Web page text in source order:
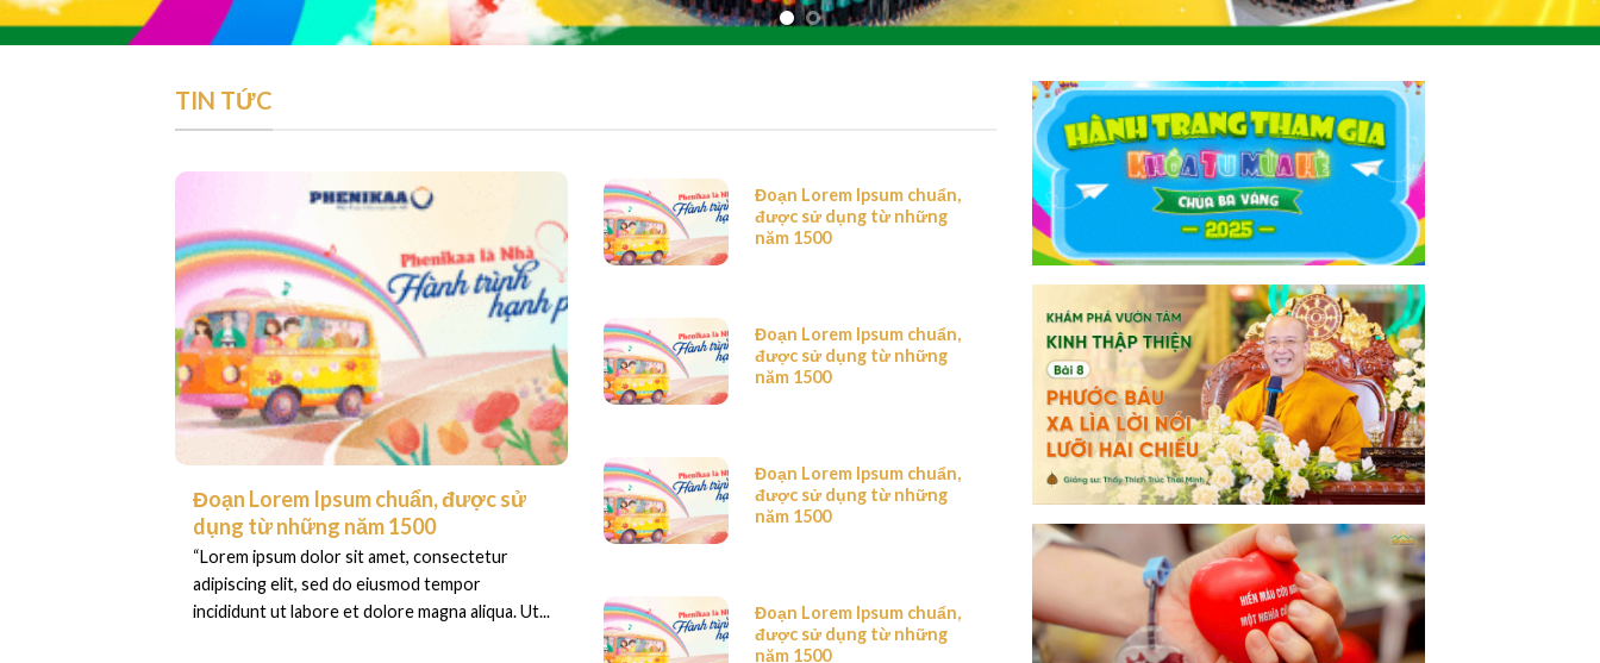
TIN TỨC
Đoạn Lorem Ipsum chuẩn, được sử
dụng từ những năm 1500
“Lorem ipsum dolor sit amet, consectetur
adipiscing elit, sed do eiusmod tempor
incididunt ut labore et dolore magna aliqua. Ut...
Đoạn Lorem Ipsum chuẩn,
được sử dụng từ những
năm 1500
Đoạn Lorem Ipsum chuẩn,
được sử dụng từ những
năm 1500
Đoạn Lorem Ipsum chuẩn,
được sử dụng từ những
năm 1500
Đoạn Lorem Ipsum chuẩn,
được sử dụng từ những
năm 1500